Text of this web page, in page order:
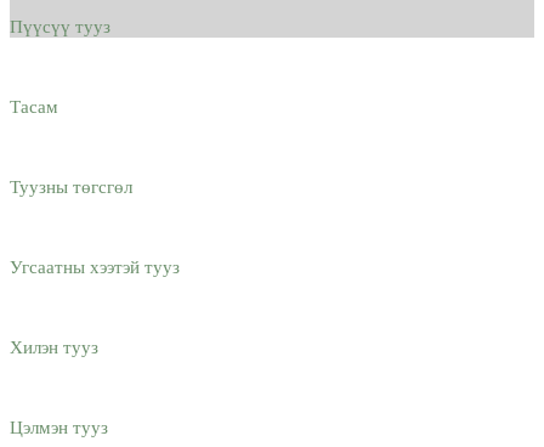
Пүүсүү тууз
Тасам
Туузны төгсгөл
Угсаатны хээтэй тууз
Хилэн тууз
Цэлмэн тууз